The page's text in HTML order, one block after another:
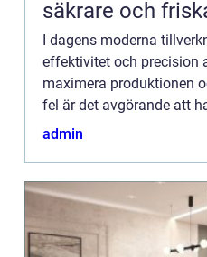
säkrare och
I dagens moderna
effektivitet och precision
maximera produktionen
fel är det avgörande att
plats. En av de nyckel...
admin